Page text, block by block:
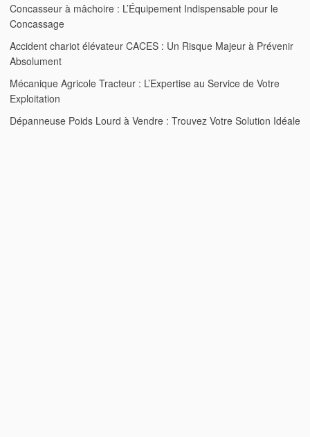
Concasseur à mâchoire : L’Équipement Indispensable pour le
Concassage
Accident chariot élévateur CACES : Un Risque Majeur à Prévenir
Absolument
Mécanique Agricole Tracteur : L’Expertise au Service de Votre
Exploitation
Dépanneuse Poids Lourd à Vendre : Trouvez Votre Solution Idéale